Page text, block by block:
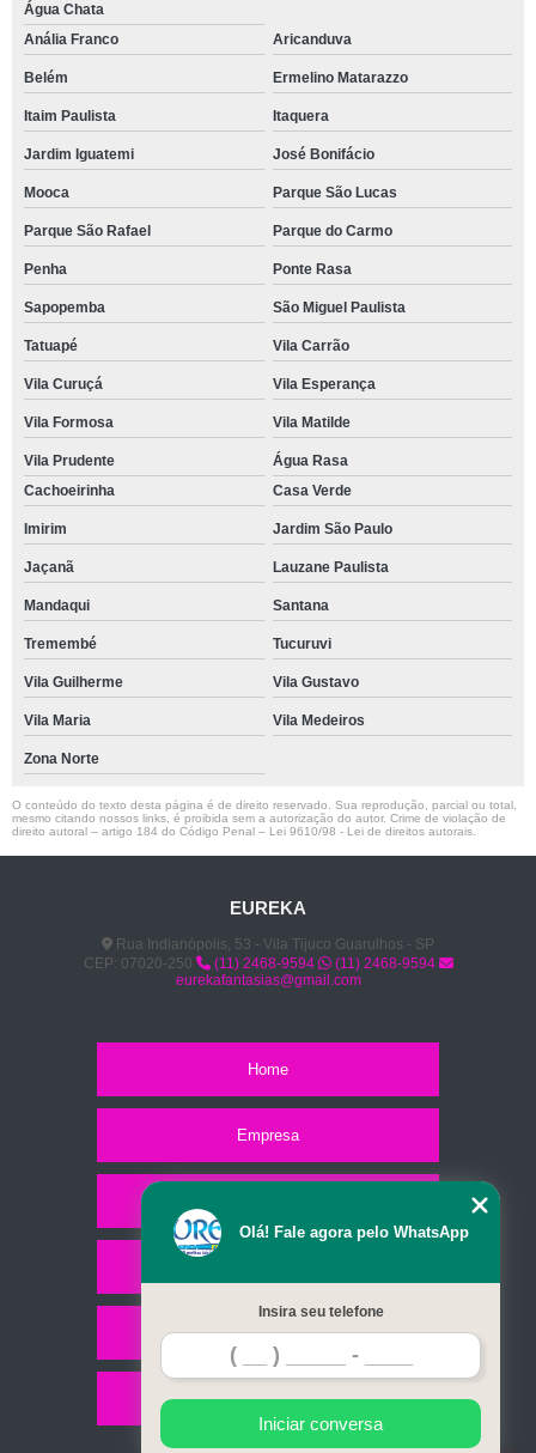
Água Chata
Anália Franco
Aricanduva
Belém Ermelino Matarazzo
Itaim Paulista Itaquera
Jardim Iguatemi José Bonifácio
Mooca Parque São Lucas
Parque São Rafael Parque do Carmo
Penha Ponte Rasa
Sapopemba São Miguel Paulista
Tatuapé Vila Carrão
Vila Curuçá Vila Esperança
Vila Formosa Vila Matilde
Vila Prudente
Água Rasa
Cachoeirinha
Casa Verde
Imirim Jardim São Paulo
Jaçanã Lauzane Paulista
Mandaqui Santana
Tremembé Tucuruvi
Vila Guilherme Vila Gustavo
Vila Maria Vila Medeiros
Zona Norte
O conteúdo do texto desta página é de direito reservado. Sua reprodução, parcial ou total,
mesmo citando nossos links, é proibida sem a autorização do autor. Crime de violação de
direito autoral – artigo 184 do Código Penal – Lei 9610/98 - Lei de direitos autorais
EUREKA
Rua Indianópolis, 53 - Vila Tijuco Guarulhos - SP
CEP: 07020-250
(11) 2468-9594
(11) 2468-9594
eurekafantasias@gmail.com
Home
Empresa
Contato
Mapa do site
Olá! Fale agora pelo WhatsApp
Insira seu telefone
Iniciar conversa